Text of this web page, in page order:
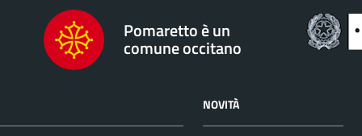
Pomaretto è un
comune occitano
NOVITÀ